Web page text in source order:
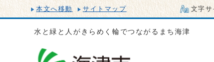
本文へ移動 サイトマップ 文字サ
水と緑と人がきらめく輪でつながるまち海津